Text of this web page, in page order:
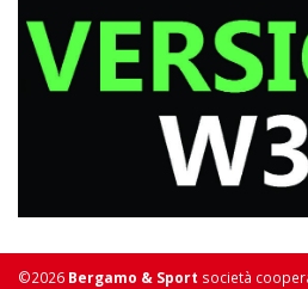
©2026 Bergamo & Sport società